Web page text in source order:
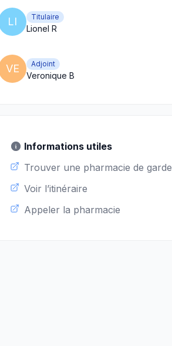
LI Titulaire
Lionel R
VE Adjoint
Veronique B
Informations utiles
Trouver une pharmacie de garde
Voir l’itinéraire
Appeler la pharmacie